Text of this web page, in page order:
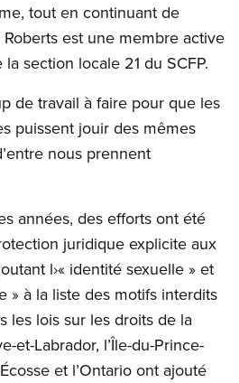
tout en continuant de
est une membre active
section locale 21 du SCFP.
de travail à faire pour que les
puissent jouir des mêmes
nous prennent
années, des efforts ont été
juridique explicite aux
l›« identité sexuelle » et
» à la liste des motifs interdits
les lois sur les droits de la
et-Labrador, l’Île-du-Prince-
et l’Ontario ont ajouté